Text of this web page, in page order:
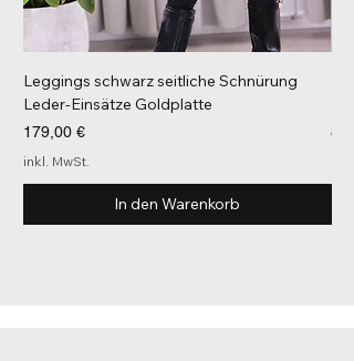
Leggings schwarz seitliche Schnürung
Leder-Einsätze Goldplatte
Preis
179,00 €
inkl. MwSt.
In den Warenkorb